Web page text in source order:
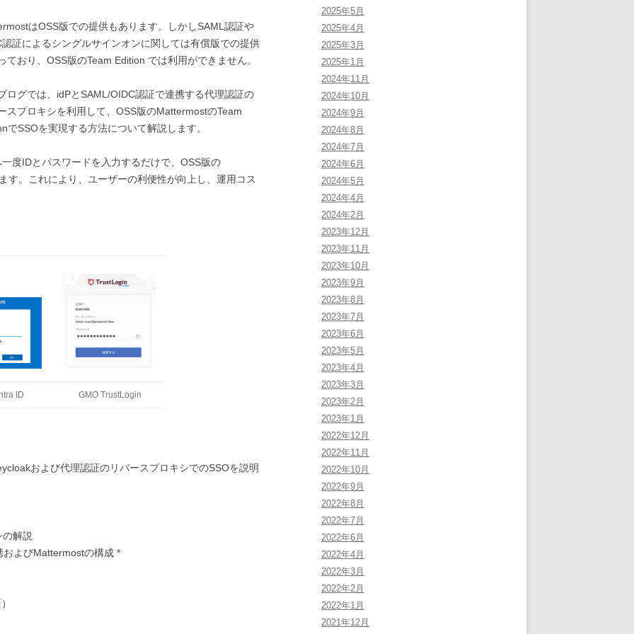
はOSS版での提供もあります。しかしSAML認証や
証によるシングルサインオンに関しては有償版での提供
ており、OSS版のTeam Edition では利用ができません。
ログでは、idPとSAML/OIDC認証で連携する代理認証の
スプロキシを利用して、OSS版のMattermostのTeam
でSSOを実現する方法について解説します。
度IDとパスワードを入力するだけで、OSS版の
す。これにより、ユーザーの利便性が向上し、運用コス
ID GMO TrustLogin
および代理認証のリバースプロキシでのSSOを説明
解説
よびMattermostの構成 *
2025年5月
2025年4月
2025年3月
2025年1月
2024年11月
2024年10月
2024年9月
2024年8月
2024年7月
2024年6月
2024年5月
2024年4月
2024年2月
2023年12月
2023年11月
2023年10月
2023年9月
2023年8月
2023年7月
2023年6月
2023年5月
2023年4月
2023年3月
2023年2月
2023年1月
2022年12月
2022年11月
2022年10月
2022年9月
2022年8月
2022年7月
2022年6月
2022年4月
2022年3月
2022年2月
2022年1月
2021年12月